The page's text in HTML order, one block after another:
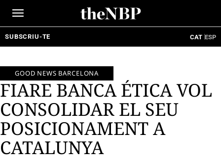
SUBSCRIU-TE CAT ESP
GOOD NEWS BARCELONA
FIARE BANCA ÉTICA VOL
CONSOLIDAR EL SEU
POSICIONAMENT A
CATALUNYA